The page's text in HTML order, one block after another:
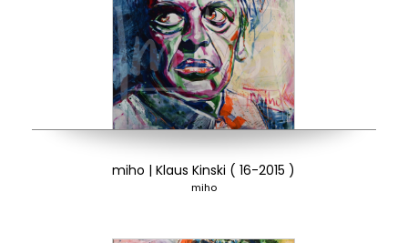
miho | Klaus Kinski ( 16-2015 )
miho